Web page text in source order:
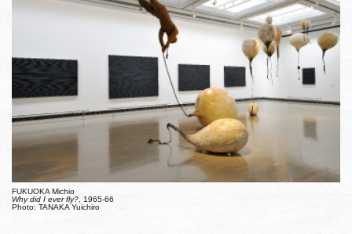
FUKUOKA Michio
Why did I ever fly?, 1965-66
Photo: TANAKA Yuichiro